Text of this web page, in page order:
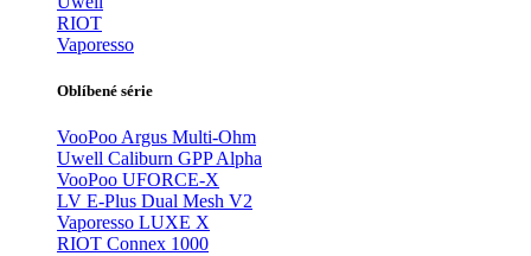
RIOT
Vaporesso
Oblíbené série
VooPoo Argus Multi-Ohm
Uwell Caliburn GPP Alpha
VooPoo UFORCE-X
LV E-Plus Dual Mesh V2
Vaporesso LUXE X
RIOT Connex 1000